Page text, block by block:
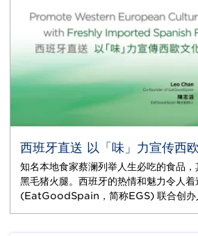
西班牙直送 以「味」力宣传西
知名本地食家蔡澜列举人生必吃的食品
黑毛猪火腿。西班牙的热情和魅力令人
(EatGoodSpain，简称EGS) 联合创